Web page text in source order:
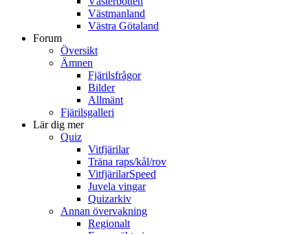
Västmanland
Västra Götaland
Forum
Översikt
Ämnen
Fjärilsfrågor
Bilder
Allmänt
Fjärilsgalleri
Lär dig mer
Quiz
Vitfjärilar
Träna raps/kål/rov
VitfjärilarSpeed
Juvela vingar
Quizarkiv
Annan övervakning
Regionalt